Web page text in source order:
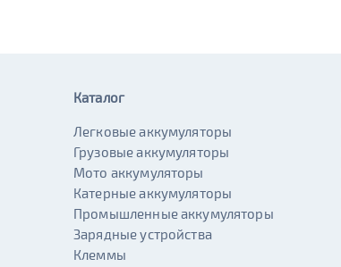
Каталог
Легковые аккумуляторы
Грузовые аккумуляторы
Мото аккумуляторы
Катерные аккумуляторы
Промышленные аккумуляторы
Зарядные устройства
Клеммы